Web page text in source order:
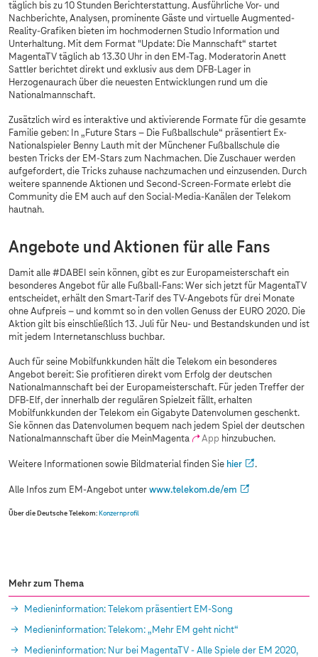
täglich bis zu 10 Stunden Berichterstattung. Ausführliche Vor- und
Nachberichte, Analysen, prominente Gäste und virtuelle Augmented-
Reality-Grafiken bieten im hochmodernen Studio Information und
Unterhaltung. Mit dem Format "Update: Die Mannschaft“ startet
MagentaTV täglich ab 13.30 Uhr in den EM-Tag. Moderatorin Anett
Sattler berichtet direkt und exklusiv aus dem DFB-Lager in
Herzogenaurach über die neuesten Entwicklungen rund um die
Nationalmannschaft.
Zusätzlich wird es interaktive und aktivierende Formate für die gesamte
Familie geben: In „Future Stars – Die Fußballschule“ präsentiert Ex-
Nationalspieler Benny Lauth mit der Münchener Fußballschule die
besten Tricks der EM-Stars zum Nachmachen. Die Zuschauer werden
aufgefordert, die Tricks zuhause nachzumachen und einzusenden. Durch
weitere spannende Aktionen und Second-Screen-Formate erlebt die
Community die EM auch auf den Social-Media-Kanälen der Telekom
hautnah.
Angebote und Aktionen für alle Fans
Damit alle #DABEI sein können, gibt es zur Europameisterschaft ein
besonderes Angebot für alle Fußball-Fans: Wer sich jetzt für MagentaTV
entscheidet, erhält den Smart-Tarif des TV-Angebots für drei Monate
ohne Aufpreis – und kommt so in den vollen Genuss der EURO 2020. Die
Aktion gilt bis einschließlich 13. Juli für Neu- und Bestandskunden und ist
mit jedem Internetanschluss buchbar.
Auch für seine Mobilfunkkunden hält die Telekom ein besonderes
Angebot bereit: Sie profitieren direkt vom Erfolg der deutschen
Nationalmannschaft bei der Europameisterschaft. Für jeden Treffer der
DFB-Elf, der innerhalb der regulären Spielzeit fällt, erhalten
Mobilfunkkunden der Telekom ein Gigabyte Datenvolumen geschenkt.
Sie können das Datenvolumen bequem nach jedem Spiel der deutschen
Nationalmannschaft über die MeinMagenta
App hinzubuchen.
Weitere Informationen sowie Bildmaterial finden Sie hier .
Alle Infos zum EM-Angebot unter www.telekom.de/em
Über die Deutsche Telekom:Konzernprofil
Mehr zum Thema
Medieninformation: Telekom präsentiert EM-Song
Medieninformation: Telekom: „Mehr EM geht nicht“
Medieninformation: Nur bei MagentaTV - Alle Spiele der EM 2020,